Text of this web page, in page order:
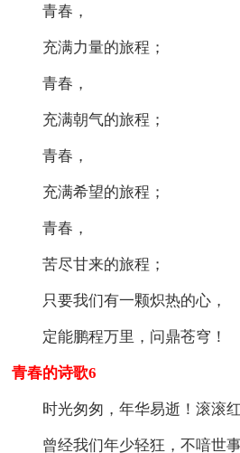
青春，
充满力量的旅程；
青春，
充满朝气的旅程；
青春，
充满希望的旅程；
青春，
苦尽甘来的旅程；
只要我们有一颗炽热的心，
定能鹏程万里，问鼎苍穹！
青春的诗歌6
时光匆匆，年华易逝！滚滚红
曾经我们年少轻狂，不喑世事